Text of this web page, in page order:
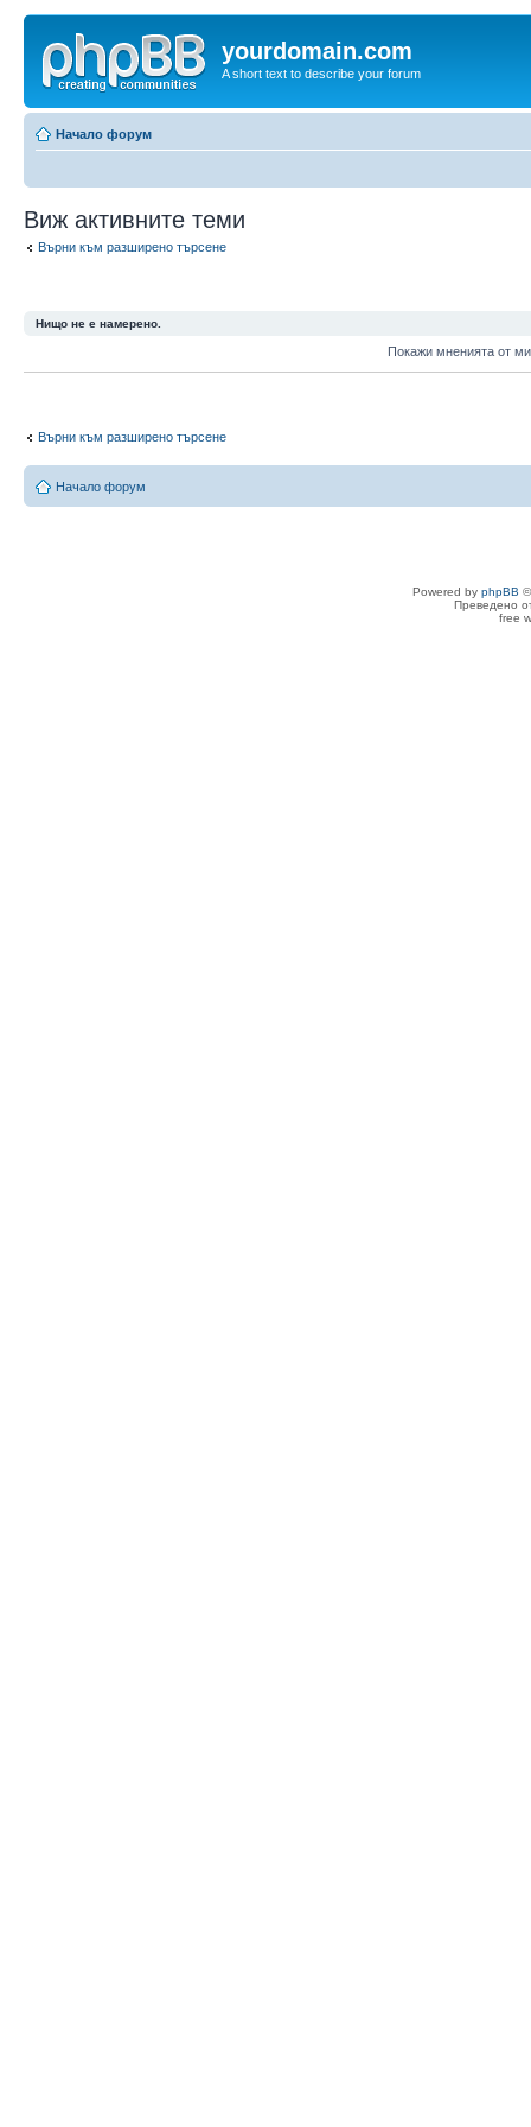
yourdomain.com
A short text to describe your forum
Начало форум
Виж активните теми
Върни към разширено търсене
Нищо не е намерено.
Покажи мненията от
Върни към разширено търсене
Начало форум
Powered by phpBB
Преведено
free